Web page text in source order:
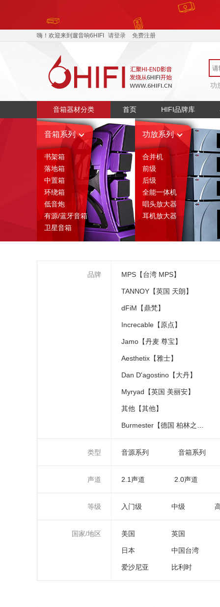
嗨！欢迎来到遛音响6HIFI 请登录 免费注册
功
音箱器材分类 首页 HIFI品牌库
音箱系列
书架箱
落地箱
中置箱
环绕箱
低音炮
有源/蓝牙音箱
卫星音箱
功放系列
合并机
前级
后级
全能一体机
唱头放大器
耳机放大器
品牌 MPS【台湾 MPS】
TANNOY【英国 天朗】
dFiM【鼎梵】
Increcable【原点】
Jamo【丹麦 尊宝】
Aesthetix【雅士】
Dan D'agostino【大丹】
Myryad【英国 美丽安】
其他【其他】
类型 音源系列 音箱系列
声道 2.1声道 2.0声道
等级 入门级 中级
国家/地区 美国 英国
日本 中国台湾
爱沙尼亚 比利时